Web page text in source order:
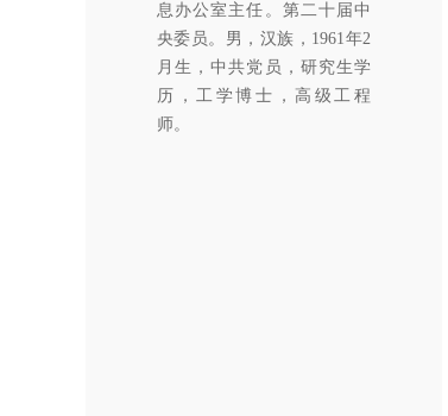
息办公室主任。第二十届中
央委员。男，汉族，1961年2
月生，中共党员，研究生学
历，工学博士，高级工程
师。